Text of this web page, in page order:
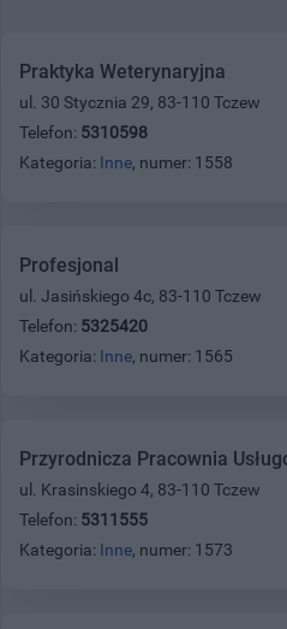
Praktyka Weterynaryjna
ul. 30 Stycznia 29, 83-110 Tczew
Telefon: 5310598
Kategoria: Inne, numer: 1558
Profesjonal
ul. Jasińskiego 4c, 83-110 Tczew
Telefon: 5325420
Kategoria: Inne, numer: 1565
Przyrodnicza Pracownia
ul. Krasinskiego 4, 83-110 Tczew
Telefon: 5311555
Kategoria: Inne, numer: 1573